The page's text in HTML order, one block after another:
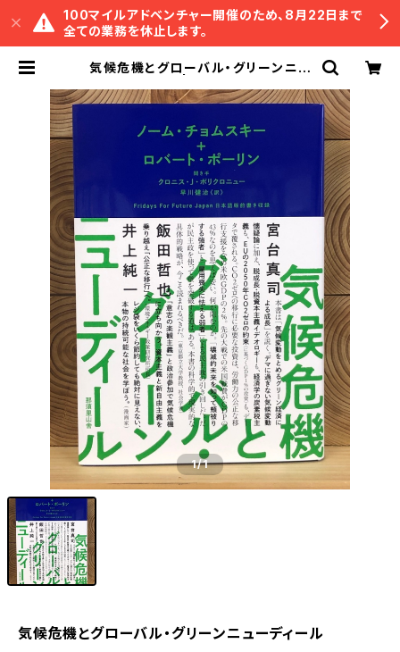
100マイルアドベンチャー開催のため、8月22日まで
全ての業務を休止します。
気候危機とグローバル・グリーンニュ
1/1
気候危機とグローバル・グリーンニューディール